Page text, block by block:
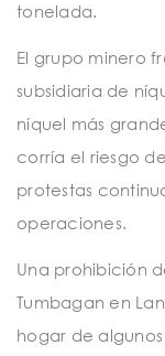
tonelada.
El grupo minero
subsidiaria de
níquel más
corría el riesgo
protestas
operaciones.
Una prohibición
Tumbagan en
hogar de